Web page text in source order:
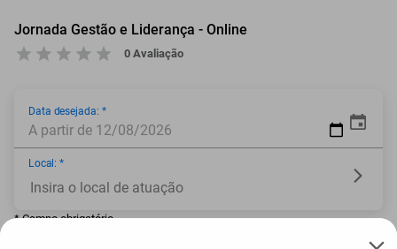
Jornada Gestão e Liderança - Online
0 Avaliação
Data desejada: *
A partir de 12/08/2026
Local: *
* Campo obrigatório